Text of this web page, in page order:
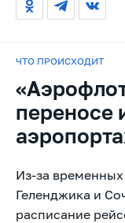
ЧТО ПРОИСХОДИТ
переносе
Из-за
Геленджика и
расписание